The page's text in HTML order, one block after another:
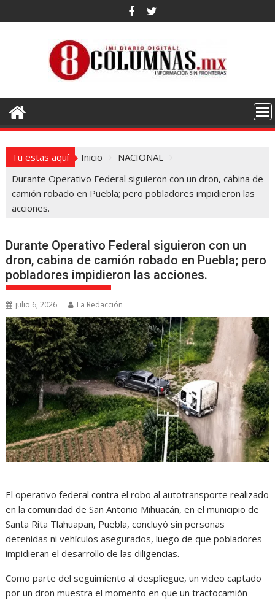
al
Tu estas aquí Inicio
NACIONAL
Durante Operativo Federal siguieron con un dron, cabina de
camión robado en Puebla; pero pobladores impidieron las
acciones.
Durante Operativo Federal siguieron con un
dron, cabina de camión robado en Puebla; pero
pobladores impidieron las acciones.
julio 6, 2026 La Redacción
El operativo federal contra el robo al autotransporte realizado
en la comunidad de San Antonio Mihuacán, en el municipio de
Santa Rita Tlahuapan, Puebla, concluyó sin personas
detenidas ni vehículos asegurados, luego de que pobladores
impidieran el desarrollo de las diligencias.
Como parte del seguimiento al despliegue, un video captado
por un dron muestra el momento en que un tractocamión